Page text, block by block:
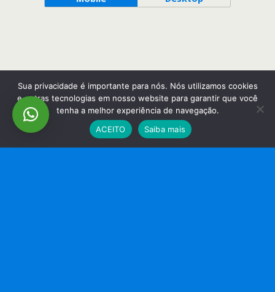
Sua privacidade é importante para nós. Nós utilizamos cookies
e outras tecnologias em nosso website para garantir que você
tenha a melhor experiência de navegação.
ACEITO
Saiba mais